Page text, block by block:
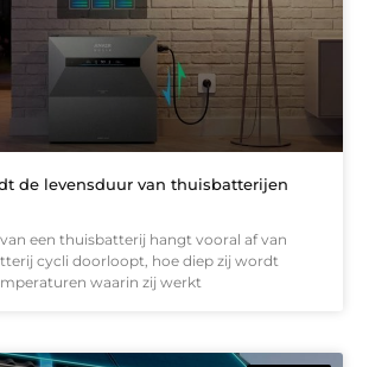
de levensduur van thuisbatterijen
een thuisbatterij hangt vooral af van
cycli doorloopt, hoe diep zij wordt
waarin zij werkt